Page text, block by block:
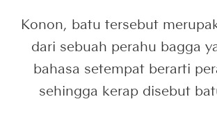
Konon, batu tersebut
dari sebuah perahu bagga
bahasa setempat berarti
sehingga kerap disebut